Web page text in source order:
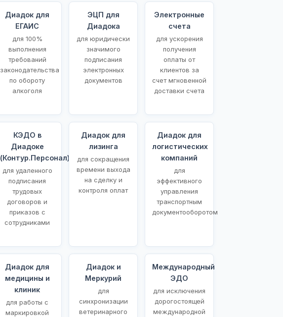
Диадок для
ЕГАИС
для 100%
выполнения
требований
законодательства
по обороту
алкоголя
ЭЦП для
Диадока
для юридически
значимого
подписания
электронных
документов
Электронные
счета
для ускорения
получения
оплаты от
клиентов за
счет мгновенной
доставки счета
КЭДО в
Диадоке
(Контур.Персонал)
для удаленного
подписания
трудовых
договоров и
приказов с
сотрудниками
Диадок для
лизинга
для сокращения
времени выхода
на сделку и
контроля оплат
Диадок для
логистических
компаний
для
эффективного
управления
транспортным
документооборотом
Диадок для
медицины и
клиник
для работы с
маркировкой
Диадок и
Меркурий
для
синхронизации
ветеринарного
Международный
ЭДО
для исключения
дорогостоящей
международной